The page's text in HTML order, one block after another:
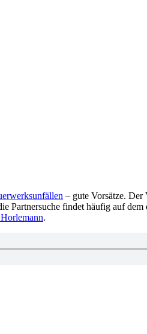
– gute Vorsätze. Der
findet häufig auf
.